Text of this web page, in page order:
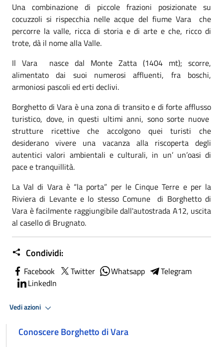
Una combinazione di piccole frazioni posizionate su
cocuzzoli si rispecchia nelle acque del fiume Vara che
percorre la valle, ricca di storia e di arte e che, ricco di
trote, dà il nome alla Valle.
Il Vara nasce dal Monte Zatta (1404 mt); scorre,
alimentato dai suoi numerosi affluenti, fra boschi,
armoniosi pascoli ed erti declivi.
Borghetto di Vara è una zona di transito e di forte afflusso
turistico, dove, in questi ultimi anni, sono sorte nuove
strutture ricettive che accolgono quei turisti che
desiderano vivere una vacanza alla riscoperta degli
autentici valori ambientali e culturali, in un’ un’oasi di
pace e tranquillità.
La Val di Vara è “la porta” per le Cinque Terre e per la
Riviera di Levante e lo stesso Comune di Borghetto di
Vara è facilmente raggiungibile dall'autostrada A12, uscita
al casello di Brugnato.
Condividi:
Facebook Twitter Whatsapp
Telegram
LinkedIn
Vedi azioni
Conoscere Borghetto di Vara